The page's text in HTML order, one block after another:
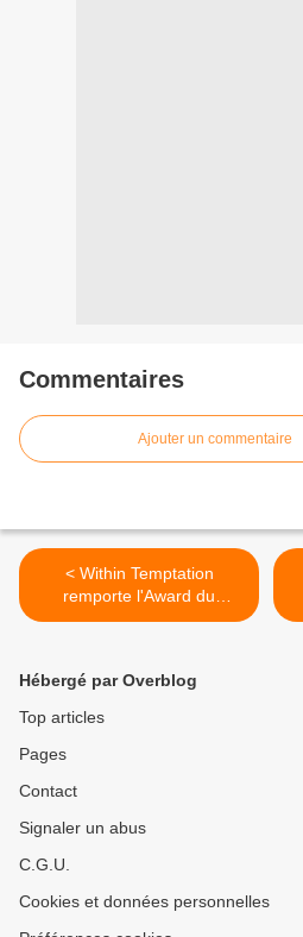
Commentaires
Ajouter un commentaire
< Within Temptation
remporte l'Award du
meilleur album rock au
Hébergé par Overblog
Top articles
Pages
Contact
Signaler un abus
C.G.U.
Cookies et données personnelles